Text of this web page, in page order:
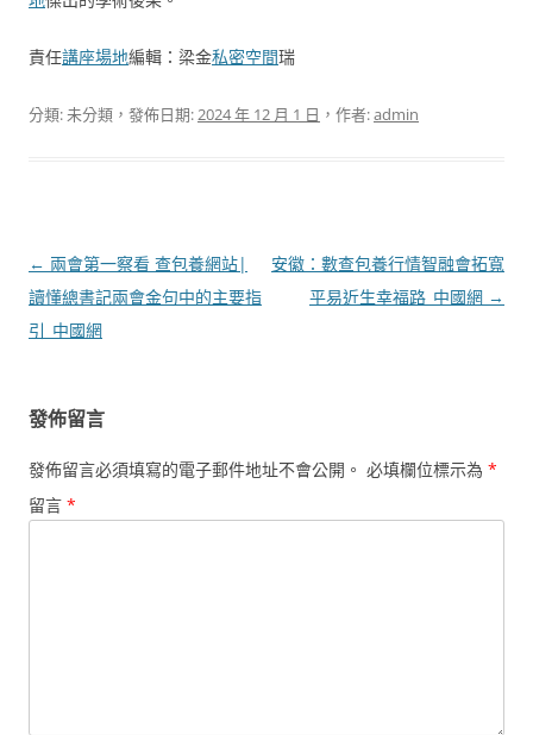
責任講座場地編輯：梁金私密空間瑞
分類: 未分類，發佈日期:2024 年 12 月 1 日 ，作者:admin
文
章
導
← 兩會第一察看 查包養網站|
讀懂總書記兩會金句中的主要指
引_中國網
安徽：數查包養行情智融會拓寬
平易近生幸福路_中國網 →
發佈留言
發佈留言必須填寫的電子郵件地址不會公開。 必填欄位標示為 *
留言 *